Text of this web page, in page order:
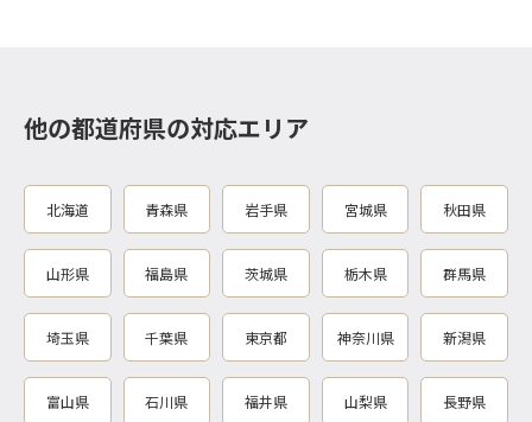
他の都道府県の対応エリア
北海道 青森県 岩手県 宮城県 秋田県
山形県 福島県 茨城県 栃木県 群馬県
埼玉県 千葉県 東京都 神奈川県 新潟県
富山県 石川県 福井県 山梨県 長野県